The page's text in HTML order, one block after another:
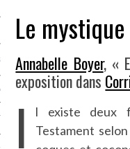
Le
Annabelle Boyer, «
exposition dans
I
l existe deux
Testament